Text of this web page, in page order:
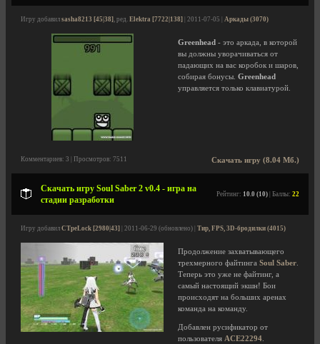
Игру добавил sasha8213 [45|38], ред. Elektra [7722|138] | 2011-07-05 | Аркады (3070)
Greenhead - это аркада, в которой
вы должны уворачиваться от
падающих на вас коробок и шаров,
собирая бонусы. Greenhead
управляется только клавиатурой.
Скачать игру (8.04 Мб.)
Комментариев: 3 | Просмотров: 7511
Скачать игру Soul Saber 2 v0.4 - игра на
стадии разработки
Рейтинг: 10.0 (10) | Баллы: 22
Игру добавил CTpeLock [2980|43] | 2011-06-29 (обновлено) | Тир, FPS, 3D-бродилки (4015)
Продолжение захватывающего
трехмерного файтинга Soul Saber
Теперь это уже не файтинг, а
самый настоящий экшн! Бои
происходят на больших аренах
команда на команду.
Добавлен русификатор от
пользователя ACE22294